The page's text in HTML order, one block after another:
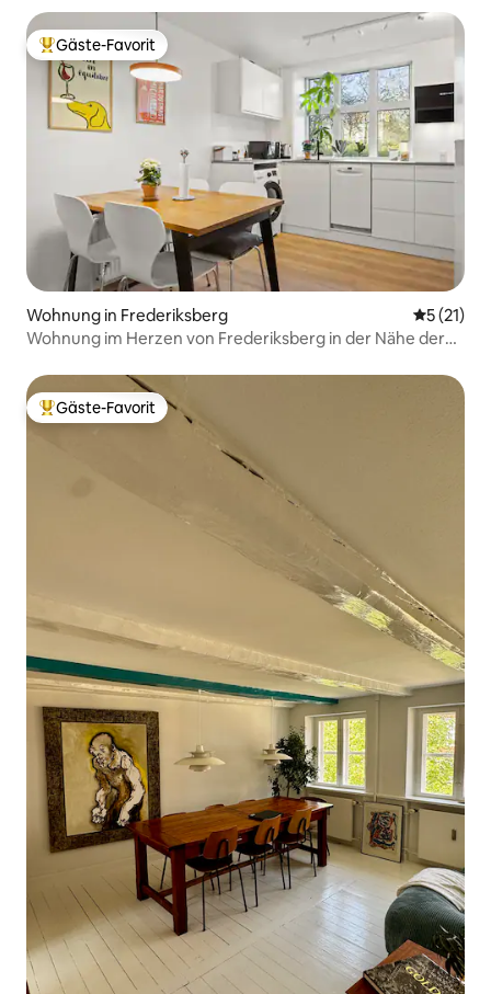
Beliebter Gäste-Favorit.
Gäste-Favorit
Wohnung in Frederiksberg
5 (21)
Wohnung im Herzen von Frederiksberg in der Nähe der
Beliebter Gäste-Favorit.
Gäste-Favorit